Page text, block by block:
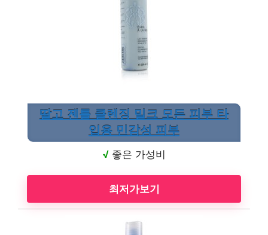
딸고 젠틀 클렌징 밀크 모든 피부 타
입용 민감성 피부
√ 좋은 가성비
최저가보기